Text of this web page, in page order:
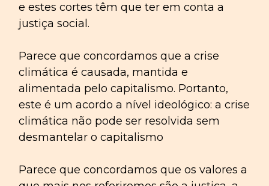
e estes cortes têm que ter em conta a
justiça social.
Parece que concordamos que a crise
climática é causada, mantida e
alimentada pelo capitalismo. Portanto,
este é um acordo a nível ideológico: a crise
climática não pode ser resolvida sem
desmantelar o capitalismo
Parece que concordamos que os valores a